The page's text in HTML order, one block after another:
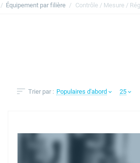
/ Équipement par filière /
Trier par : Populaires d'abord 25